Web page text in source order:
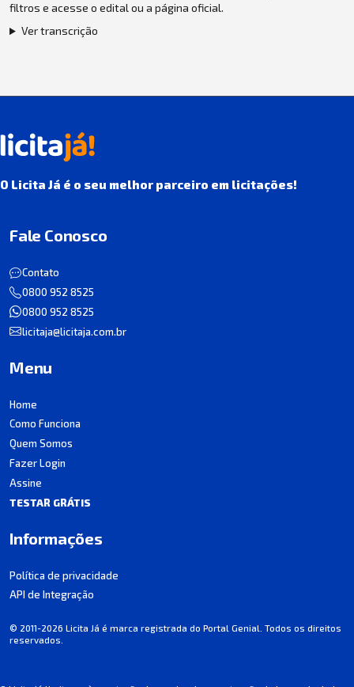
filtros e acesse o edital ou a página oficial.
Ver transcrição
O Licita Já é o seu melhor parceiro em licitações!
Fale Conosco
Contato
0800 952 8525
0800 952 8525
licitaja@licitaja.com.br
Menu
Home
Como Funciona
Quem Somos
Fazer Login
Assine
TESTAR GRÁTIS
Informações
Política de privacidade
API de Integração
© 2011-2026 Licita Já é marca registrada do Portal Genial. Todos os direitos
reservados.